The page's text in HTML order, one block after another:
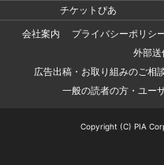
チケットぴあ
会社案内
プライバシーポリシ
外部送
広告出稿・お取り組みのご相
一般の読者の方・ユー
Copyright (C) PIA